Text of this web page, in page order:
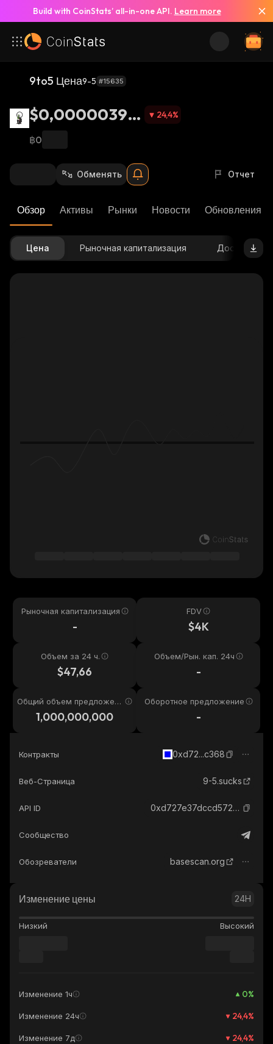
Build with CoinStats’ all-in-one API. Learn more
9to5 Цена9-5 #15635
$0,00000399
6
24,4%
฿0
Обменять Отчет
Обзор Активы Рынки Новости Обновления
Цена Рыночная капитализация Доступное
Рыночная капитализация
-
FDV
$4K
Объем за 24 ч.
$47,66
Объем/Рын. кап. 24ч
-
Общий объем предложени
1,000,000,000
Оборотное предложение
-
Контракты 0xd72...c368
Веб-Страница 9-5.sucks
API ID 0xd727e37dccd5720d1e3849606d3ab669cb68c368_base
Сообщество
Обозреватели basescan.org
Изменение цены 24H
Низкий Высокий
Изменение 1ч 0%
Изменение 24ч 24,4%
Изменение 7д 24,4%